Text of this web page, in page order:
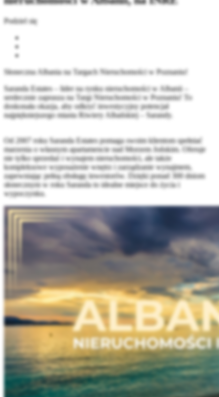
Podziel się
Słoneczna Albania na Targach Nieruchomości w Poznaniu!
Saranda Estates – lider na rynku nieruchomości w Albanii –
serdecznie zaprasza na Targi Nieruchomości w Poznaniu! To
doskonała okazja, aby odkryć inwestycyjny potencjał
najpiękniejszego miasta Riwiery Albańskiej – Sarandy.
Od 2007 roku Saranda Estates pomaga swoim klientom spełniać
marzenia o własnym apartamencie nad Morzem Jońskim. Oferuje
nie tylko sprzedaż i wynajem nieruchomości, ale także
kompleksowe wyposażenie wnętrz i zarządzanie wynajmem,
zapewniając pełną obsługę inwestorów. Dzięki ponad 300 dniom
słonecznym w roku Saranda to idealne miejsce do życia i
wypoczynku.